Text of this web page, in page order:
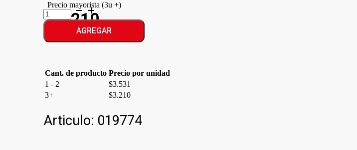
Precio mayorista (3u +)
$3.210
PELIKAN
PLASTILINA
PASTEL
AGREGAR
Cant. de producto Precio por unidad
1 - 2
$3.531
3+
$3.210
Articulo: 019774